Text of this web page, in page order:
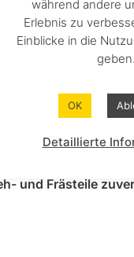
sind seit
System und
mit Blick auf
konsequent
GmbH in
und Frästeile
während andere
Erlebnis zu
Einblicke in die
geben.
OK
Detaillierte